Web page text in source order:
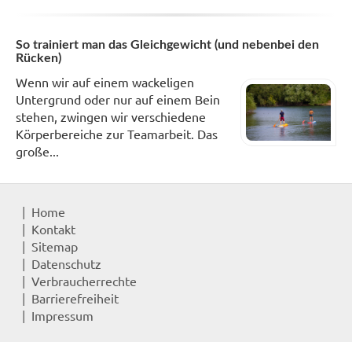
So trainiert man das Gleichgewicht (und nebenbei den
Rücken)
Wenn wir auf einem wackeligen
Untergrund oder nur auf einem Bein
stehen, zwingen wir verschiedene
Körperbereiche zur Teamarbeit. Das
große...
Home
Kontakt
Sitemap
Datenschutz
Verbraucherrechte
Barrierefreiheit
Impressum